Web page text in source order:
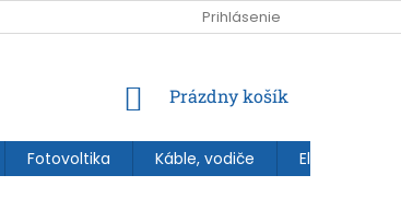
Prihlásenie
NÁKUPNÝ
Prázdny košík
Fotovoltika Káble, vodiče